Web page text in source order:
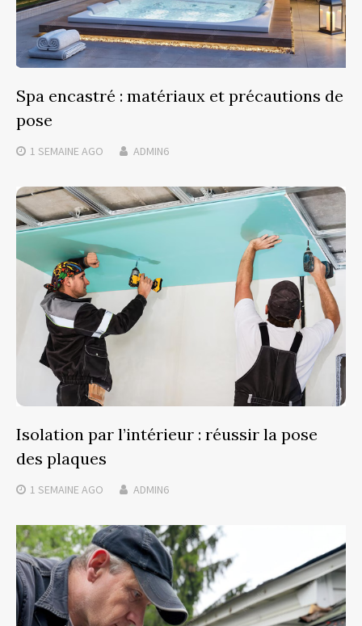
Spa encastré : matériaux et précautions de
pose
1 SEMAINE AGO ADMIN6
Isolation par l’intérieur : réussir la pose
des plaques
1 SEMAINE AGO ADMIN6